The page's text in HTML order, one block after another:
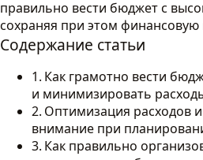
правильно вести бюджет с
сохраняя при этом финансовую
Содержание статьи
Как грамотно вести
и минимизировать
Оптимизация расходов
внимание при
Как правильно